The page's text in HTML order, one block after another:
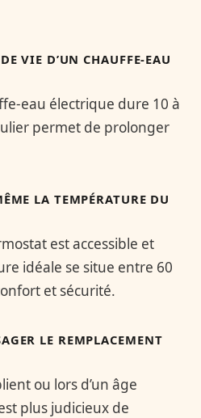
VIE D’UN CHAUFFE-EAU
eau électrique dure 10 à
permet de prolonger
LA TEMPÉRATURE DU
est accessible et
idéale se situe entre 60
et sécurité.
LE REMPLACEMENT
ou lors d’un âge
plus judicieux de